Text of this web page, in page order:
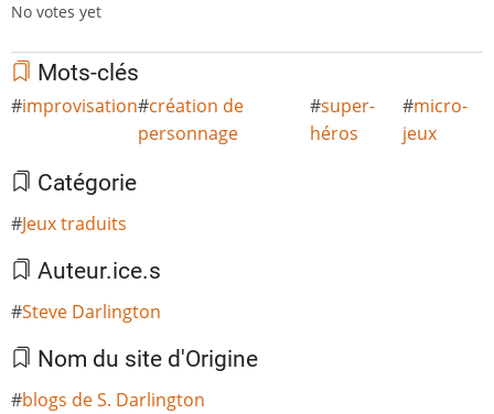
No votes yet
Mots-clés
improvisation création de
personnage
super-
héros
micro-
jeux
Catégorie
Jeux traduits
Auteur.ice.s
Steve Darlington
Nom du site d'Origine
blogs de S. Darlington